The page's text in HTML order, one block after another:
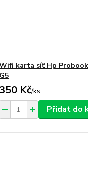
karta síť Hp Probook
G5
350 Kč/ks
Přidat do